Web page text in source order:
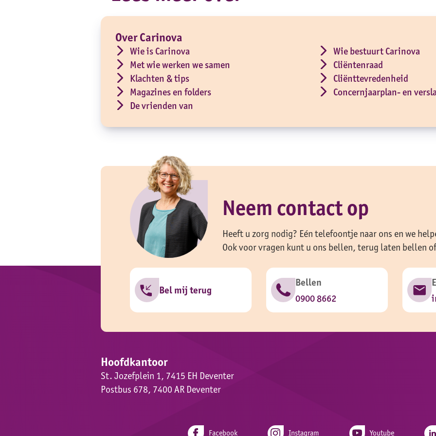
Over Carinova
Wie is Carinova
Wie bestuurt Carinova
Met wie werken we samen
Cliëntenraad
Klachten & tips
Cliënttevredenheid
Magazines en folders
Concernjaarplan- en
De vrienden van
Neem contact op
Heeft u zorg nodig? Eén telefoontje naar ons en we
Ook voor vragen kunt u ons bellen, terug laten bellen
Bel mij terug
Bellen
0900 8662
Hoofdkantoor
St. Jozefplein 1, 7415 EH Deventer
Postbus 678, 7400 AR Deventer
Facebook Instagram Youtube